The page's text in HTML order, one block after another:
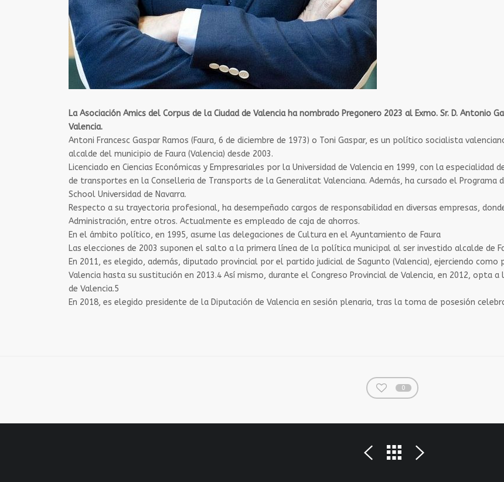
La Asociación Amics del Corpus de la Ciudad de Valencia ha nombrado Pregonero 2023 al Exmo. Sr. D. Antonio
Valencia.
Antoni Francesc Gaspar Ramos (Faura, 6 de diciembre de 1973) o Toni Gaspar, es un político socialista
alcalde del municipio de Faura (Valencia) desde 2003.
Licenciado en Ciencias Económicas y Empresariales por la Universidad de Valencia en 1999, con la
de transportes en la Conselleria de Transports de la Generalitat Valenciana. Además, ha cursado el Programa
School Universidad de Navarra.
Respecto a su trayectoria profesional, ha desempeñado cargos de responsabilidad en diversas empresas,
Administración, entre otros. Actualmente es empleado de caja de ahorros.
En el ámbito político, en 1995, asume las delegaciones de Cultura en el Ayuntamiento de Faura
Las elecciones de 2003 suponen el salto a la primera línea de la política municipal al ser investido alcalde de
En 2011, es elegido, además, diputado provincial por el partido judicial de Sagunto (Valencia), ejerciendo
Valencia hasta su sustitución en 2013.4​ Así mismo, durante el Congreso Provincial de Valencia, en 2012, opta a
de Valencia.5​
En 2018, es elegido presidente de la Diputación de Valencia en sesión plenaria, tras la toma de posesión
0